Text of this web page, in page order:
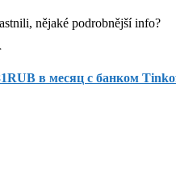
nějaké podrobnější info?
в мecяц c бaнкoм